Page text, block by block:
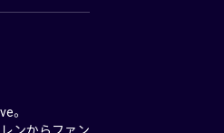
。
ンからファン